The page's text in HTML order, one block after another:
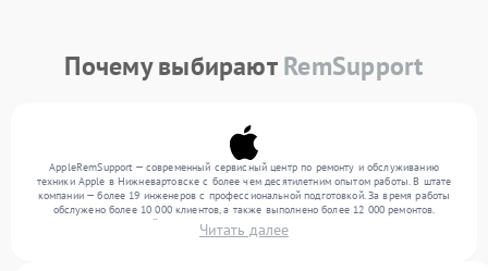
Почему выбираютRemSupport
AppleRemSupport — современный сервисный центр по ремонту и обслуживанию
техники Apple в Нижневартовске с более чем десятилетним опытом работы. В штате
компании — более 19 инженеров с профессиональной подготовкой. За время работы
обслужено более 10 000 клиентов, а также выполнено более 12 000 ремонтов.
Ежемесячно в сервисный центр поступает свыше 300 единиц техники, включая , , . Мы
выполняем ремонт различного уровня сложности и предлагаем стабильный уровень
Читать далее